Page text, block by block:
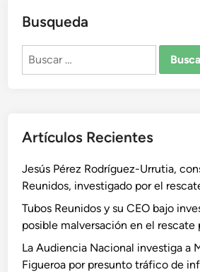
Busqueda
Buscar:
Artículos Recientes
Jesús Pérez Rodríguez-Urrutia,
Reunidos, investigado por el
Tubos Reunidos y su CEO bajo
posible malversación en el rescate
La Audiencia Nacional investiga a
Figueroa por presunto tráfico de